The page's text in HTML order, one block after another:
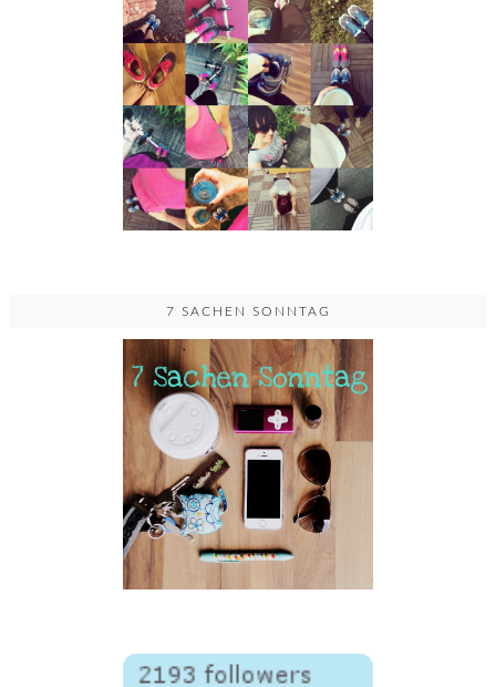
7 SACHEN SONNTAG